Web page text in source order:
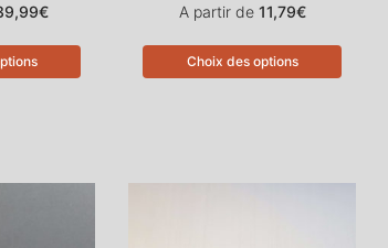
€
A partir de 11,79€
Choix des options